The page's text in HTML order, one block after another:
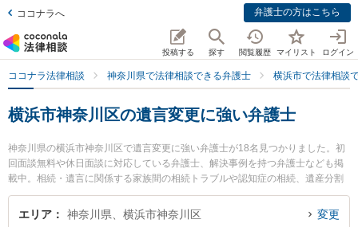
ココナラへ 弁護士の方はこちら
投稿する 探す 閲覧履歴 マイリスト ログイン
ココナラ法律相談 神奈川県で法律相談できる弁護士 横浜市で法律相談
横浜市神奈川区の遺言変更に強い弁護士
神奈川県の横浜市神奈川区で遺言変更に強い弁護士が18名見つかりました。初
回面談無料や休日面談に対応している弁護士、解決事例を持つ弁護士なども掲
載中。相続・遺言に関係する家族間の相続トラブルや認知症の相続、遺産分割
等の細かな分野での絞り込み検索もでき便利です。特に弁護士法人心 横浜法律
事務所の岡安 倫矢弁護士や横浜西口法律事務所の飯島 俊弁護士、弁護士法人A
エリア 神奈川県、横浜市神奈川区 変更